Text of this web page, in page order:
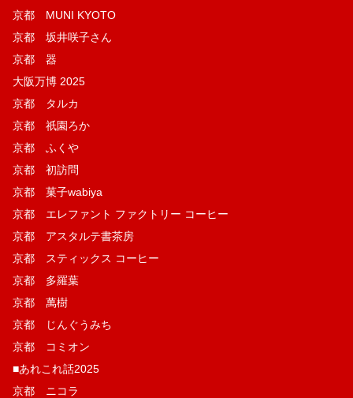
京都 MUNI KYOTO
京都 坂井咲子さん
京都 器
大阪万博 2025
京都 タルカ
京都 祇園ろか
京都 ふくや
京都 初訪問
京都 菓子wabiya
京都 エレファント ファクトリー コーヒー
京都 アスタルテ書茶房
京都 スティックス コーヒー
京都 多羅葉
京都 萬樹
京都 じんぐうみち
京都 コミオン
■あれこれ話2025
京都 ニコラ